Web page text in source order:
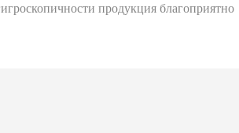
продукция благоприятно